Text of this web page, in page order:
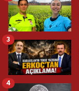
3
4